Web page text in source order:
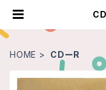
HOME CDーR